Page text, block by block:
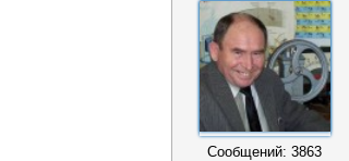
Сообщений: 3863